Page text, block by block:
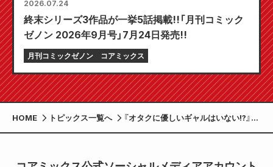
2026.07.24
終末シリーズ3作品が一挙5話掲載!!「月刊コミック
ゼノン 2026年9月号」7月24日発売!!
月刊コミックゼノン コアミックス
HOME トピックス一覧へ
『オタクに優しいギャルはいない!?』第
11巻 カップホルダー付きメロンブック